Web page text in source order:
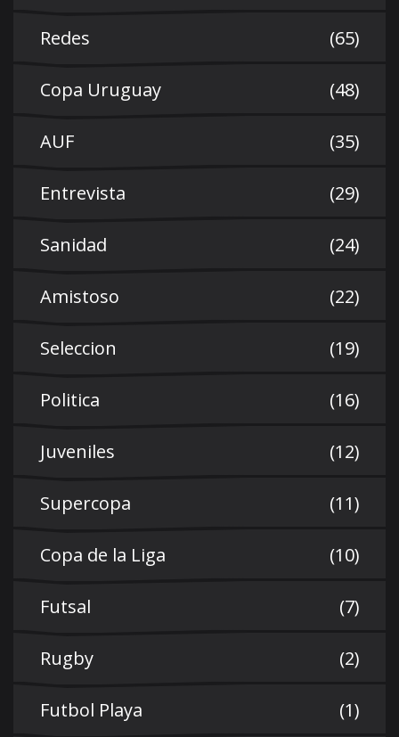
Redes (65)
Copa Uruguay (48)
AUF (35)
Entrevista (29)
Sanidad (24)
Amistoso (22)
Seleccion (19)
Politica (16)
Juveniles (12)
Supercopa (11)
Copa de la Liga (10)
Futsal (7)
Rugby (2)
Futbol Playa (1)